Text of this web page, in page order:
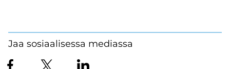
Jaa sosiaalisessa mediassa